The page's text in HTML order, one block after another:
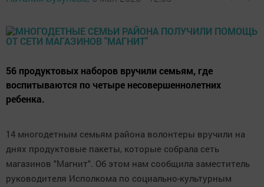
56 продуктовых наборов вручили семьям, где
воспитываются по четыре несовершеннолетних
ребенка.
14 многодетным семьям района волонтеры вручили на
днях продуктовые пакеты, которые собрала сеть
магазинов "Магнит". Об этом нам сообщила заместитель
руководителя Исполкома по социально-культурным